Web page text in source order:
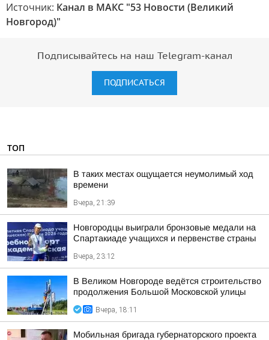
Источник: Канал в МАКС "53 Новости (Великий
Новгород)"
Подписывайтесь на наш Telegram-канал
ПОДПИСАТЬСЯ
ТОП
В таких местах ощущается неумолимый ход
времени
Вчера, 21:39
Новгородцы выиграли бронзовые медали на
Спартакиаде учащихся и первенстве страны
Вчера, 23:12
В Великом Новгороде ведётся строительство
продолжения Большой Московской улицы
Вчера, 18:11
Мобильная бригада губернаторского проекта